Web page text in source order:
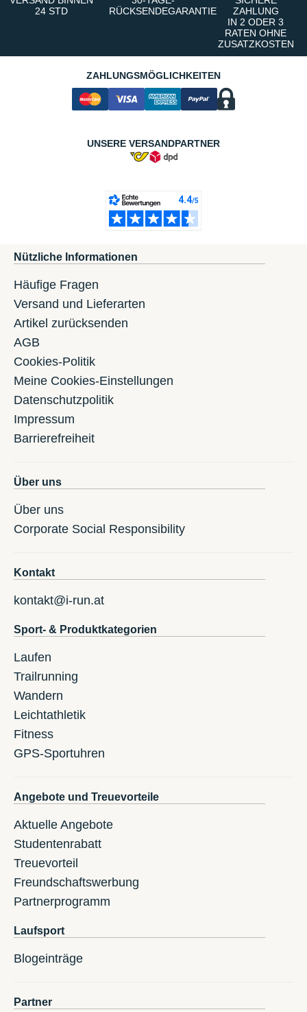
24 STD
RÜCKSENDEGARANTIE
ZAHLUNG
IN 2 ODER 3
RATEN OHNE
ZUSATZKOSTEN
ZAHLUNGSMÖGLICHKEITEN
UNSERE VERSANDPARTNER
Nützliche Informationen
Häufige Fragen
Versand und Lieferarten
Artikel zurücksenden
AGB
Cookies-Politik
Meine Cookies-Einstellungen
Datenschutzpolitik
Impressum
Barrierefreiheit
Über uns
Über uns
Corporate Social Responsibility
Kontakt
kontakt@i-run.at
Sport- & Produktkategorien
Laufen
Trailrunning
Wandern
Leichtathletik
Fitness
GPS-Sportuhren
Angebote und Treuevorteile
Aktuelle Angebote
Studentenrabatt
Treuevorteil
Freundschaftswerbung
Partnerprogramm
Laufsport
Blogeinträge
Partner